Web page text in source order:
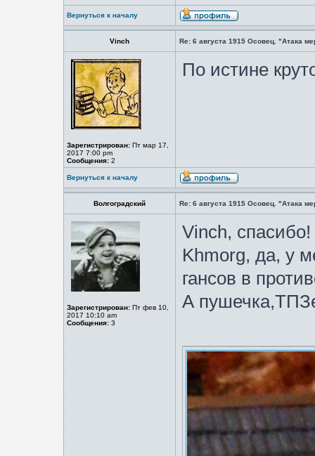
Вернуться к началу
Vinch Re: 6 августа 1915 Осовец. "Атака
Зарегистрирован: Пт мар 17,
2017 7:00 pm
Сообщения: 2
По истине
Вернуться к началу
Волгоградский Re: 6 августа 1915 Осовец. "Атака
Зарегистрирован: Пт фев 10,
2017 10:10 am
Сообщения: 3
Vinch, спасибо!
Khmorg, да, у
гансов в
А